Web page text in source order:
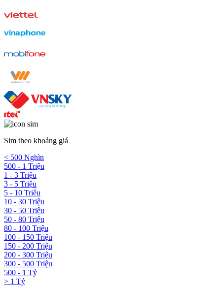
Sim theo khoảng giá
< 500 Nghìn
500 - 1 Triệu
1 - 3 Triệu
3 - 5 Triệu
5 - 10 Triệu
10 - 30 Triệu
30 - 50 Triệu
50 - 80 Triệu
80 - 100 Triệu
100 - 150 Triệu
150 - 200 Triệu
200 - 300 Triệu
300 - 500 Triệu
500 - 1 Tỷ
> 1 Tỷ